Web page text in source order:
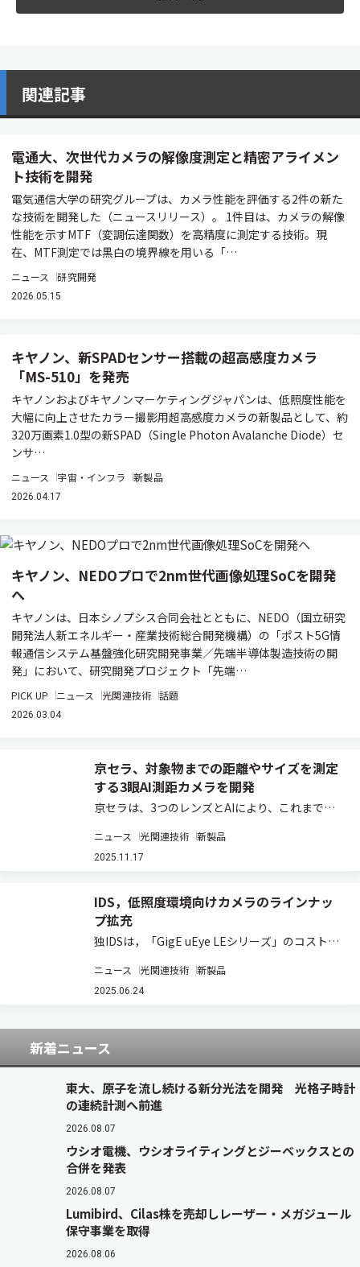
関連記事
電通大、次世代カメラの解像度測定と精密アライメン
ト技術を開発
電気通信大学の研究グループは、カメラ性能を評価する2件の新た
な技術を開発した（ニュースリリース）。 1件目は、カメラの解像
性能を示すMTF（変調伝達関数）を高精度に測定する技術。現
在、MTF測定では黒白の境界線を用いる「…
ニュース 研究開発
2026.05.15
キヤノン、新SPADセンサー搭載の超高感度カメラ
「MS-510」を発売
キヤノンおよびキヤノンマーケティングジャパンは、低照度性能を
大幅に向上させたカラー撮影用超高感度カメラの新製品として、約
320万画素1.0型の新SPAD（Single Photon Avalanche Diode）セ
ンサ…
ニュース 宇宙・インフラ 新製品
2026.04.17
キヤノン、NEDOプロで2nm世代画像処理SoCを開発
へ
キヤノンは、日本シノプシス合同会社とともに、NEDO（国立研究
開発法人新エネルギー・産業技術総合開発機構）の「ポスト5G情
報通信システム基盤強化研究開発事業／先端半導体製造技術の開
発」において、研究開発プロジェクト「先端…
PICK UP ニュース 光関連技術 話題
2026.03.04
京セラ、対象物までの距離やサイズを測定
する3眼AI測距カメラを開発
京セラは、3つのレンズとAIにより、これまでス
（細線状）の物体や、金属のような反射する物体
などを認識し、その対象物までの距離やサイズを
ニュース 光関連技術 新製品
2025.11.17
IDS，低照度環境向けカメラのラインナッ
プ拡充
独IDSは，「GigE uEye LEシリーズ」のコスト効
に，最先端の「Sony Starvis 2センサー」を搭載
した新製品を追加すると発表した（ニュースリリ
ニュース 光関連技術 新製品
2025.06.24
新着ニュース
東大、原子を流し続ける新分光法を開発 光格子時計
の連続計測へ前進
2026.08.07
ウシオ電機、ウシオライティングとジーベックスとの
合併を発表
2026.08.07
Lumibird、Cilas株を売却しレーザー・メガジュール
保守事業を取得
2026.08.06